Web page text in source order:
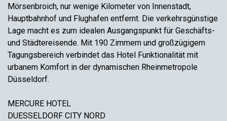
Mörsenbroich, nur wenige Kilometer von Innenstadt,
Hauptbahnhof und Flughafen entfernt. Die verkehrsgünstige
Lage macht es zum idealen Ausgangspunkt für Geschäfts-
und Städtereisende. Mit 190 Zimmern und großzügigem
Tagungsbereich verbindet das Hotel Funktionalität mit
urbanem Komfort in der dynamischen Rheinmetropole
Düsseldorf.
MERCURE HOTEL
DUESSELDORF CITY NORD